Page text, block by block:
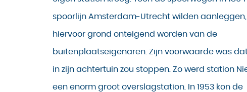
spoorlijn Amsterdam-Utrecht wilden
hiervoor grond onteigend worden van de
buitenplaatseigenaren. Zijn voorwaarde was
in zijn achtertuin zou stoppen. Zo werd station
een enorm groot overslagstation. In 1953 kon de